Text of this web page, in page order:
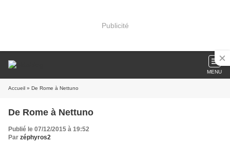
Publicité
MENU
Accueil » De Rome à Nettuno
De Rome à Nettuno
Publié le 07/12/2015 à 19:52
Par zéphyros2